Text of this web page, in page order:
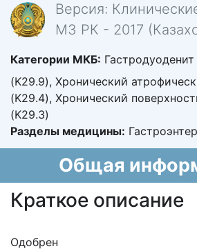
Версия:
МЗ РК - 2017
Категории МКБ:
(K29.9), Хронический
(K29.4), Хронический
(K29.3)
Разделы медицины:
Общая
Краткое описание
Одобрен